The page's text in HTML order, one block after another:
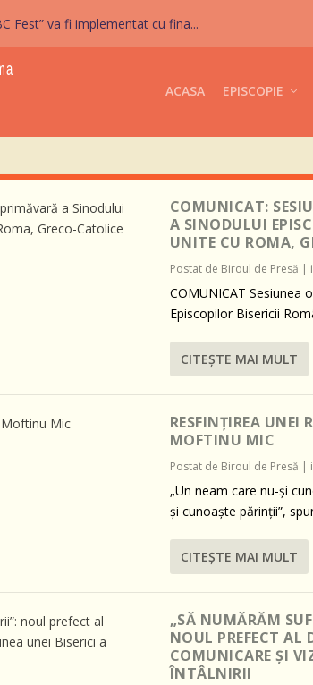
Fest” va fi implementat cu fina...
ACASA EPISCOPIE
COMUNICAT:
A SINODULUI
UNITE CU ROMA,
Postat de Biroul de Presă |
COMUNICAT Sesiunea
Episcopilor Bisericii
CITEŞTE MAI MULT
RESFINȚIREA UNEI
MOFTINU MIC
Postat de Biroul de Presă |
„Un neam care nu-și
și cunoaște părinții”,
CITEŞTE MAI MULT
„SĂ NUMĂRĂM
NOUL PREFECT AL
COMUNICARE ȘI
ÎNTÂLNIRII